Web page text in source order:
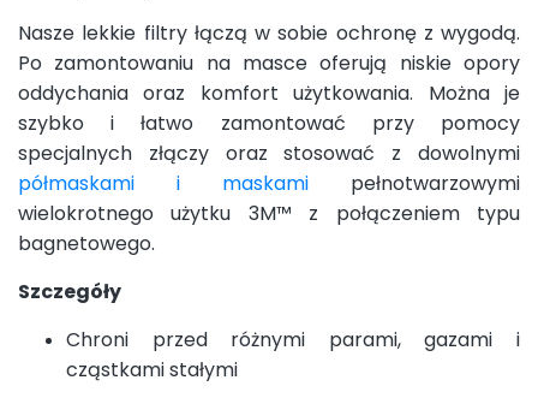
Nasze lekkie filtry łączą w sobie ochronę z wygodą.
Po zamontowaniu na masce oferują niskie opory
oddychania oraz komfort użytkowania. Można je
szybko i łatwo zamontować przy pomocy
specjalnych złączy oraz stosować z dowolnymi
półmaskami i maskami pełnotwarzowymi
wielokrotnego użytku 3M™ z połączeniem typu
bagnetowego.
Szczegóły
Chroni przed różnymi parami, gazami i
cząstkami stałymi